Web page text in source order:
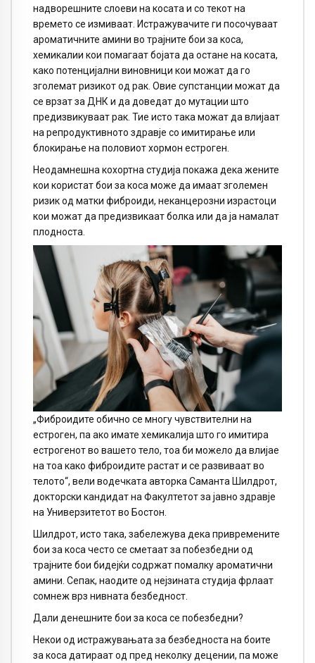
надворешните слоеви на косата и со текот на
времето се измиваат. Истражувачите ги посочуваат
ароматичните амини во трајните бои за коса,
хемикалии кои помагаат бојата да остане на косата,
како потенцијални виновници кои можат да го
зголемат ризикот од рак. Овие супстанции можат да
се врзат за ДНК и да доведат до мутации што
предизвикуваат рак. Тие исто така можат да влијаат
на репродуктивното здравје со имитирање или
блокирање на половиот хормон естроген.
Неодамнешна кохортна студија покажа дека жените
кои користат бои за коса може да имаат зголемен
ризик од матки фиброиди, неканцерозни израстоци
кои можат да предизвикаат болка или да ја намалат
плодноста.
„Фиброидите обично се многу чувствителни на
естроген, па ако имате хемикалија што го имитира
естрогенот во вашето тело, тоа би можело да влијае
на тоа како фиброидите растат и се развиваат во
телото“, вели водечката авторка Саманта Шилдрот,
докторски кандидат на Факултетот за јавно здравје
на Универзитетот во Бостон.
Шилдрот, исто така, забележува дека привремените
бои за коса често се сметаат за побезбедни од
трајните бои бидејќи содржат помалку ароматични
амини. Сепак, наодите од нејзината студија фрлаат
сомнеж врз нивната безбедност.
Дали денешните бои за коса се побезбедни?
Некои од истражувањата за безбедноста на боите
за коса датираат од пред неколку децении, па може